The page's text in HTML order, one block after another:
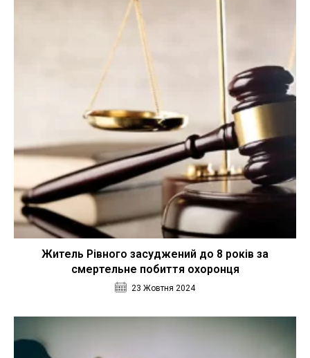
Житель Рівного засуджений до 8 років за
смертельне побиття охоронця
23 Жовтня 2024